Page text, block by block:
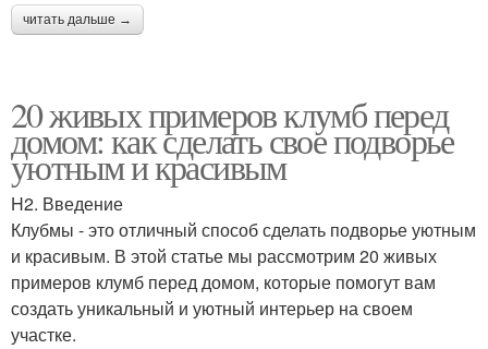
читать дальше →
20 живых примеров клумб перед
домом: как сделать свое подворье
уютным и красивым
H2. Введение
Клубмы - это отличный способ сделать подворье уютным
и красивым. В этой статье мы рассмотрим 20 живых
примеров клумб перед домом, которые помогут вам
создать уникальный и уютный интерьер на своем
участке.